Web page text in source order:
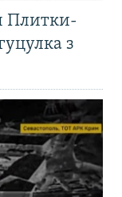
Плитки-
з